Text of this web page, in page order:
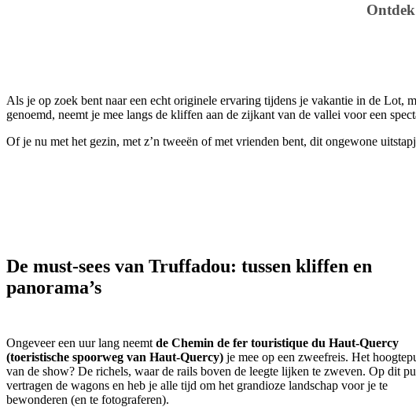
Als je op zoek bent naar een echt originele ervaring tijdens je vakantie in de Lot,
genoemd, neemt je mee langs de kliffen aan de zijkant van de vallei voor een
Of je nu met het gezin, met z’n tweeën of met vrienden bent, dit ongewone
De must-sees van Truffadou: tussen kliffen en
panorama’s
Ongeveer een uur lang neemt de Chemin de fer touristique du Haut-Quercy
(toeristische spoorweg van Haut-Quercy) je mee op een zweefreis. Het
van de show? De richels, waar de rails boven de leegte lijken te zweven. Op dit
vertragen de wagons en heb je alle tijd om het grandioze landschap voor je te
bewonderen (en te fotograferen).